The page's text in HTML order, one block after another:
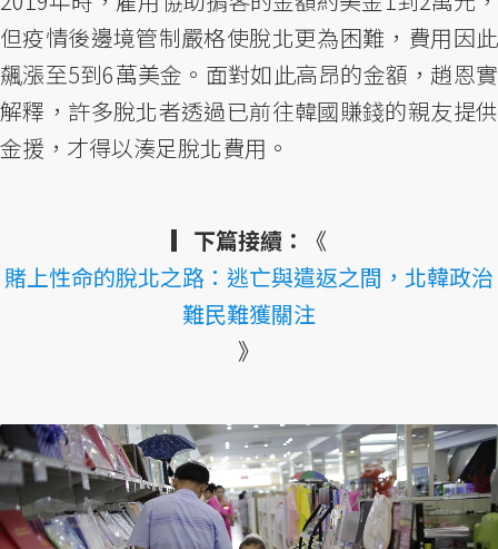
但疫情後邊境管制嚴格使脫北更為困難，費用因此
飆漲至5到6萬美金。面對如此高昂的金額，趙恩實
解釋，許多脫北者透過已前往韓國賺錢的親友提供
金援，才得以湊足脫北費用。
▎下篇接續：
《
賭上性命的脫北之路：逃亡與遣返之間，北韓政治
難民難獲關注
》